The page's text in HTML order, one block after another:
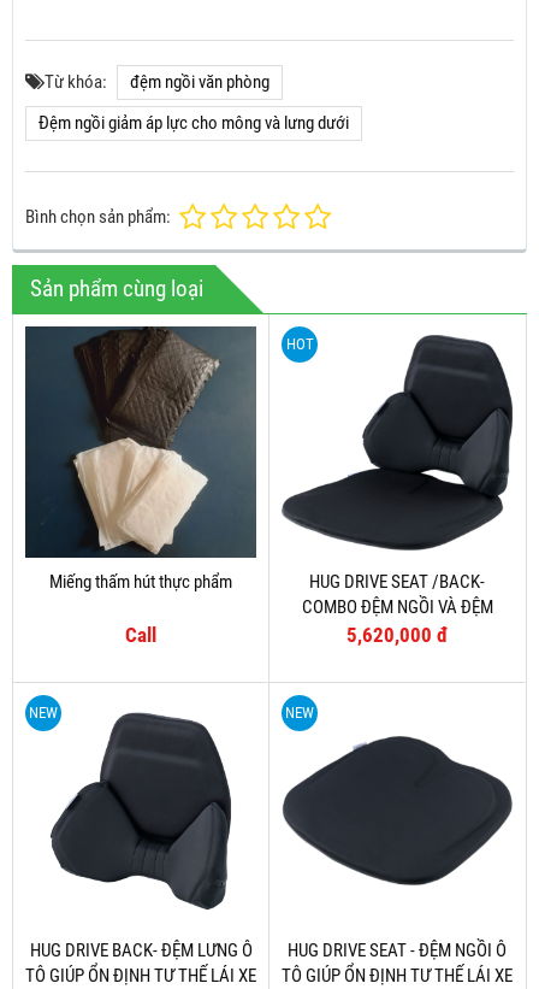
Từ khóa:
đệm ngồi văn phòng
Đệm ngồi giảm áp lực cho mông và lưng dưới
Bình chọn sản phẩm:
Sản phẩm cùng loại
Miếng thấm hút thực phẩm
Call
HOT
HUG DRIVE SEAT /BACK-
COMBO ĐỆM NGỒI VÀ ĐỆM
LƯNG GIÚP ỔN ĐỊNH TƯ THẾ LÁI
5,620,000 đ
NEW
HUG DRIVE BACK- ĐỆM LƯNG Ô
TÔ GIÚP ỔN ĐỊNH TƯ THẾ LÁI XE
NEW
HUG DRIVE SEAT - ĐỆM NGỒI Ô
TÔ GIÚP ỔN ĐỊNH TƯ THẾ LÁI XE